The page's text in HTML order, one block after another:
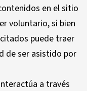
en el sitio
voluntario, si bien
puede traer
de ser asistido por
a través